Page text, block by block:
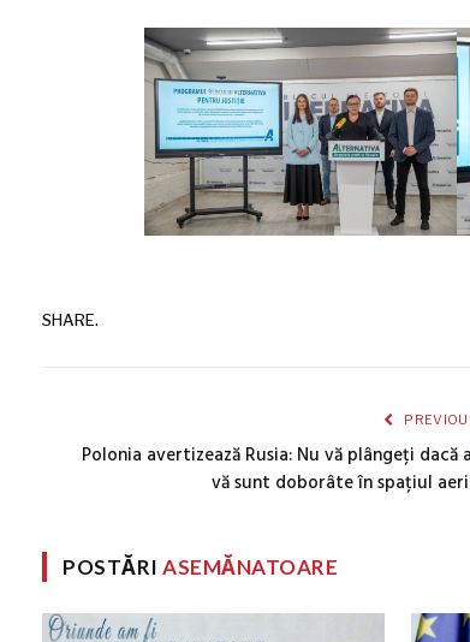
SHARE.
Polonia avertizează Rusia: Nu vă plângeți dacă
vă sunt doborâte în spațiul
POSTĂRIASEMĂNATOARE